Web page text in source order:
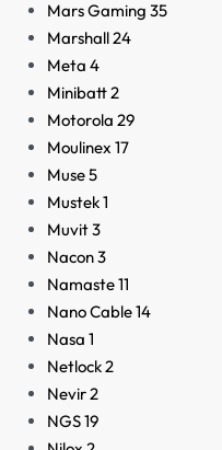
Mars Gaming 35
Marshall24
Meta 4
Minibatt2
Motorola 29
Moulinex 17
Muse5
Mustek1
Muvit3
Nacon3
Namaste11
Nano Cable14
Nasa 1
Netlock2
Nevir2
NGS19